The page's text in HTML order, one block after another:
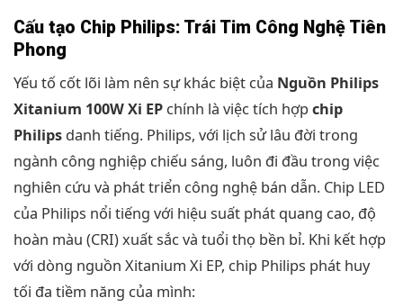
Cấu tạo Chip Philips: Trái Tim Công Nghệ Tiên
Phong
Yếu tố cốt lõi làm nên sự khác biệt của Nguồn Philips
Xitanium 100W Xi EP chính là việc tích hợpchip
Philips danh tiếng. Philips, với lịch sử lâu đời trong
ngành công nghiệp chiếu sáng, luôn đi đầu trong việc
nghiên cứu và phát triển công nghệ bán dẫn. Chip LED
của Philips nổi tiếng với hiệu suất phát quang cao, độ
hoàn màu (CRI) xuất sắc và tuổi thọ bền bỉ. Khi kết hợp
với dòng nguồn Xitanium Xi EP, chip Philips phát huy
tối đa tiềm năng của mình: